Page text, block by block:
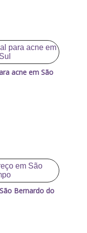
acne em São
Bernardo do